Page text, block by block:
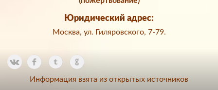
Юридический адрес:
Москва, ул. Гиляровского, 7-79.
Информация взята из открытых источников